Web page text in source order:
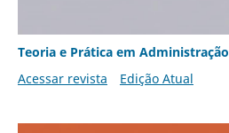
Teoria e Prática em Administração
Acessar revista
Edição Atual